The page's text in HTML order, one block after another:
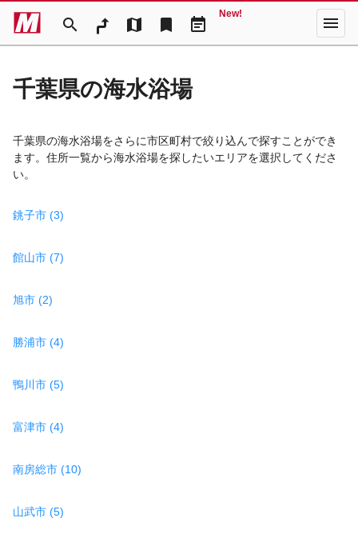
search map bookmark event_note
New! menu
千葉県の海水浴場
千葉県の海水浴場をさらに市区町村で絞り込んで探すことができ
ます。住所一覧から海水浴場を探したいエリアを選択してくださ
い。
銚子市 (3)
館山市 (7)
旭市 (2)
勝浦市 (4)
鴨川市 (5)
富津市 (4)
南房総市 (10)
山武市 (5)